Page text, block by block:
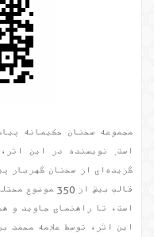
مجموعه سخنان حکیمانه
است. نویسنده در این
گزیده‌ای از سخنان گهربار
قالب بیش از
است، تا راهنمای جاوید و
این اثر، توسط علامه محمد